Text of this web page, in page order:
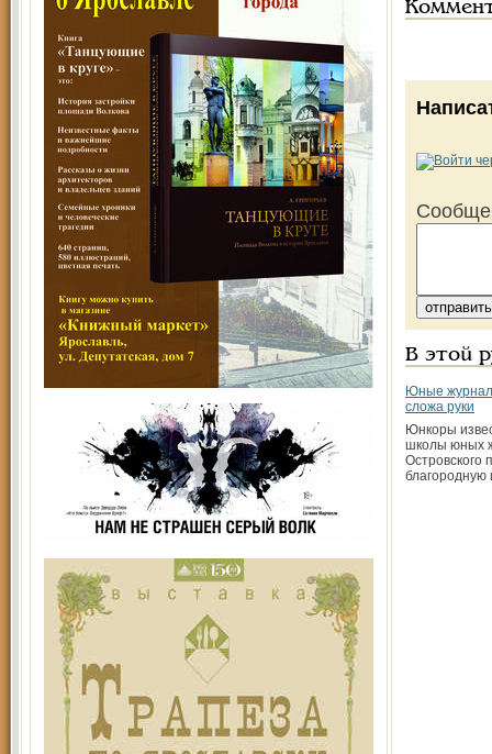
В этой
Юные
сложа руки
Юнкоры
школы юных
Островского
благородную